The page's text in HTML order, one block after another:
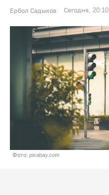
Ербол Садыков Сегодня, 20:10
Фото: pixabay.com